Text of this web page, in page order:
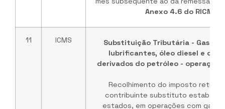
Anexo 4.6 do RICMS/
11 ICMS
Substituição Tributária -
lubrificantes, óleo diesel e
derivados do petróleo -
Recolhimento do imposto retido
contribuinte substituto
estados, em operações com